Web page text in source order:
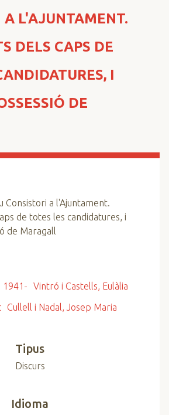
A L'AJUNTAMENT.
DELS CAPS DE
I
DE
Consistori a l'Ajuntament.
de totes les candidatures, i
de Maragall
1941-
Vintró i Castells, Eulàlia
Cullell i Nadal, Josep Maria
Tipus
Discurs
Idioma